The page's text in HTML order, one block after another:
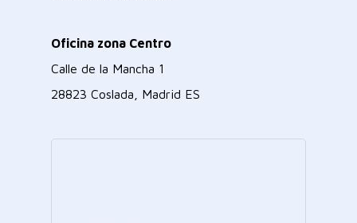
Oficina zona Centro
Calle de la Mancha 1
28823 Coslada, Madrid ES